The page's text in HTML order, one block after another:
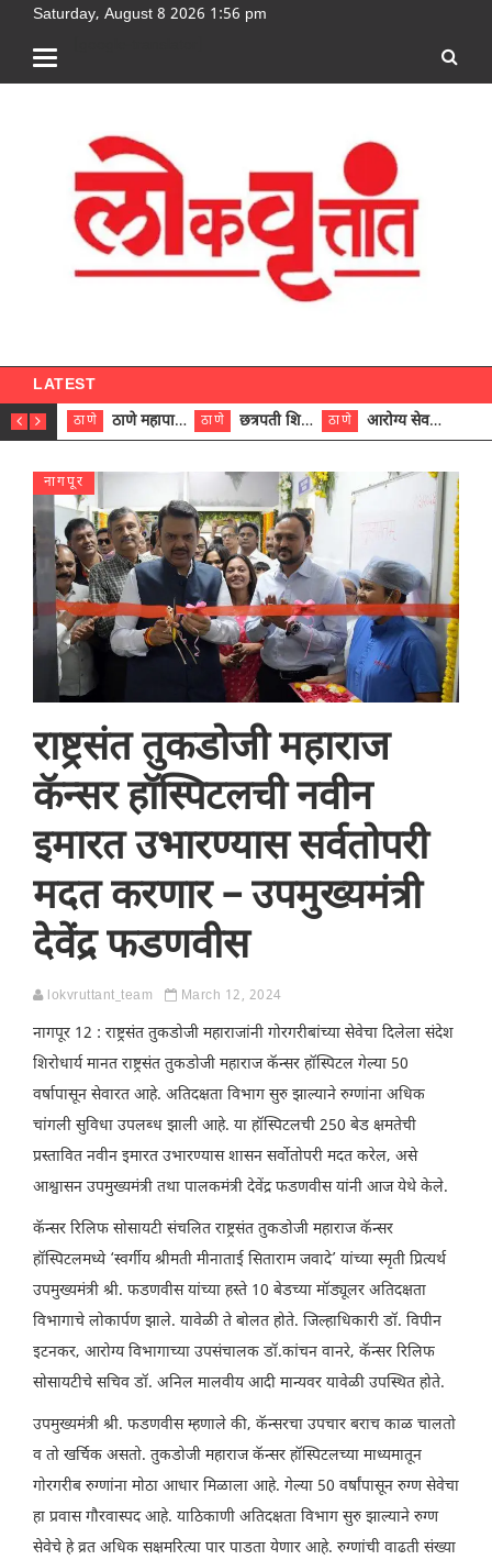
Saturday, August 8 2026 1:56 pm
LATEST
ठाणे ठाणे महापालिकेच्या नऊ प्रभाग समित्यांवर अध्यक्ष विराजमान ठाणे छत्रपती शिवाजी महाराज रुग्णालयात दुर्मिळ ट्युमरची यशस्वी शस्त्रक्रिया ठाणे आरोग्य सेवक (पुरुष) पदावरून ११ कर्मचाऱ्यांना आरोग्य सहाय्यक (पुरुष) पदावर पदोन्नती; मुख्य कार्यकारी अधिकारी रणजित यादव यांच्या हस्ते आदेश वितरण
नागपूर
राष्ट्रसंत तुकडोजी महाराज
कॅन्सर हॉस्पिटलची नवीन
इमारत उभारण्यास सर्वतोपरी
मदत करणार – उपमुख्यमंत्री
देवेंद्र फडणवीस
lokvruttant_team March 12, 2024
नागपूर 12 : राष्ट्रसंत तुकडोजी महाराजांनी गोरगरीबांच्या सेवेचा दिलेला संदेश
शिरोधार्य मानत राष्ट्रसंत तुकडोजी महाराज कॅन्सर हॉस्पिटल गेल्या 50
वर्षापासून सेवारत आहे. अतिदक्षता विभाग सुरु झाल्याने रुग्णांना अधिक
चांगली सुविधा उपलब्ध झाली आहे. या हॉस्पिटलची 250 बेड क्षमतेची
प्रस्तावित नवीन इमारत उभारण्यास शासन सर्वोतोपरी मदत करेल, असे
आश्वासन उपमुख्यमंत्री तथा पालकमंत्री देवेंद्र फडणवीस यांनी आज येथे केले.
कॅन्सर रिलिफ सोसायटी संचलित राष्ट्रसंत तुकडोजी महाराज कॅन्सर
हॉस्पिटलमध्ये ‘स्वर्गीय श्रीमती मीनाताई सिताराम जवादे’ यांच्या स्मृती प्रित्यर्थ
उपमुख्यमंत्री श्री. फडणवीस यांच्या हस्ते 10 बेडच्या मॉड्यूलर अतिदक्षता
विभागाचे लोकार्पण झाले. यावेळी ते बोलत होते. जिल्हाधिकारी डॉ. विपीन
इटनकर, आरोग्य विभागाच्या उपसंचालक डॉ.कांचन वानरे, कॅन्सर रिलिफ
सोसायटीचे सचिव डॉ. अनिल मालवीय आदी मान्यवर यावेळी उपस्थित होते.
उपमुख्यमंत्री श्री. फडणवीस म्हणाले की, कॅन्सरचा उपचार बराच काळ चालतो
व तो खर्चिक असतो. तुकडोजी महाराज कॅन्सर हॉस्पिटलच्या माध्यमातून
गोरगरीब रुग्णांना मोठा आधार मिळाला आहे. गेल्या 50 वर्षांपासून रुग्ण सेवेचा
हा प्रवास गौरवास्पद आहे. याठिकाणी अतिदक्षता विभाग सुरु झाल्याने रुग्ण
सेवेचे हे व्रत अधिक सक्षमरित्या पार पाडता येणार आहे. रुग्णांची वाढती संख्या